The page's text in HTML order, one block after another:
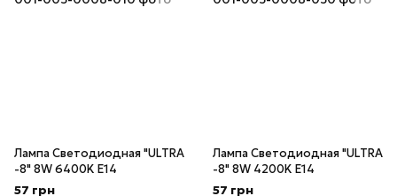
Лампа Светодиодная "ULTRA
-8" 8W 6400K E14
57 грн
Лампа Светодиодная "ULTRA
-8" 8W 4200K E14
57 грн